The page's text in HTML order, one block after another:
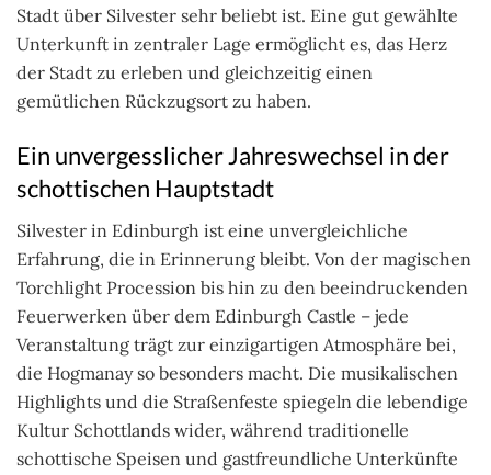
Stadt über Silvester sehr beliebt ist. Eine gut gewählte
Unterkunft in zentraler Lage ermöglicht es, das Herz
der Stadt zu erleben und gleichzeitig einen
gemütlichen Rückzugsort zu haben.
Ein unvergesslicher Jahreswechsel in der
schottischen Hauptstadt
Silvester in Edinburgh ist eine unvergleichliche
Erfahrung, die in Erinnerung bleibt. Von der magischen
Torchlight Procession bis hin zu den beeindruckenden
Feuerwerken über dem Edinburgh Castle – jede
Veranstaltung trägt zur einzigartigen Atmosphäre bei,
die Hogmanay so besonders macht. Die musikalischen
Highlights und die Straßenfeste spiegeln die lebendige
Kultur Schottlands wider, während traditionelle
schottische Speisen und gastfreundliche Unterkünfte